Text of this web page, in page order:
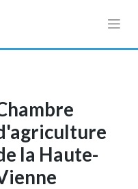
la Haute-